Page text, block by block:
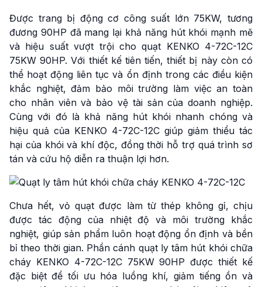
Được trang bị động cơ công suất lớn 75KW, tương
đương 90HP đã mang lại khả năng hút khói mạnh mẽ
và hiệu suất vượt trội cho quạt KENKO 4-72C-12C
75KW 90HP. Với thiết kế tiên tiến, thiết bị này còn có
thể hoạt động liên tục và ổn định trong các điều kiện
khắc nghiệt, đảm bảo môi trường làm việc an toàn
cho nhân viên và bảo vệ tài sản của doanh nghiệp.
Cùng với đó là khả năng hút khói nhanh chóng và
hiệu quả của KENKO 4-72C-12C giúp giảm thiểu tác
hại của khói và khí độc, đồng thời hỗ trợ quá trình sơ
tán và cứu hộ diễn ra thuận lợi hơn.
Chưa hết, vỏ quạt được làm từ thép không gỉ, chịu
được tác động của nhiệt độ và môi trường khắc
nghiệt, giúp sản phẩm luôn hoạt động ổn định và bền
bỉ theo thời gian. Phần cánh quạt ly tâm hút khói chữa
cháy KENKO 4-72C-12C 75KW 90HP được thiết kế
đặc biệt để tối ưu hóa luồng khí, giảm tiếng ồn và